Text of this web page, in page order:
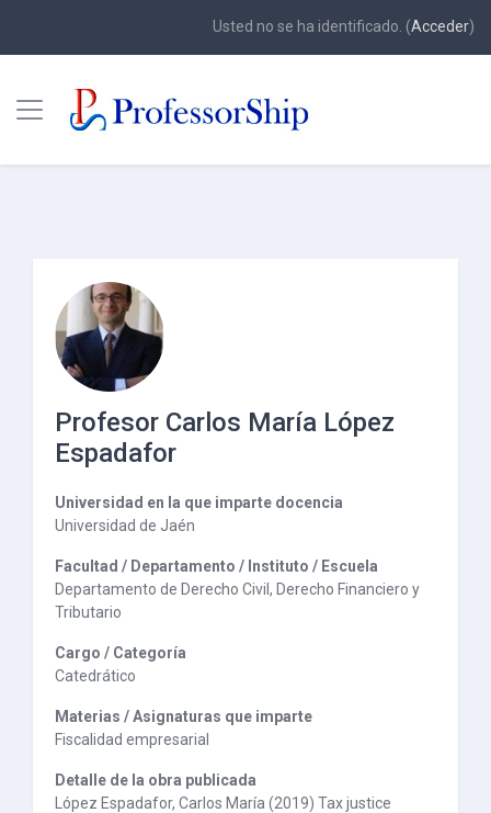
Usted no se ha identificado. (Acceder)
Panel lateral
Profesor Carlos María López
Espadafor
Universidad en la que imparte docencia
Universidad de Jaén
Facultad / Departamento / Instituto / Escuela
Departamento de Derecho Civil, Derecho Financiero y
Tributario
Cargo / Categoría
Catedrático
Materias / Asignaturas que imparte
Fiscalidad empresarial
Detalle de la obra publicada
López Espadafor, Carlos María (2019) Tax justice